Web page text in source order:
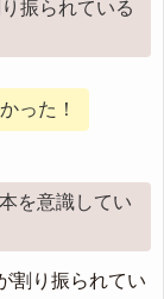
振られている
った！
を意識してい
割り振られてい